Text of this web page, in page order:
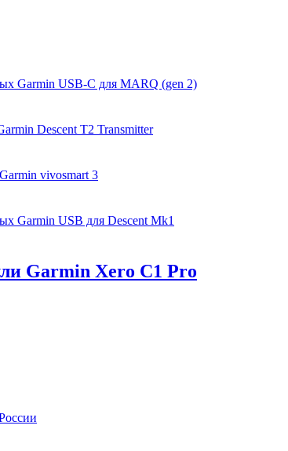
Garmin USB-C для MARQ (gen 2)
Descent T2 Transmitter
vivosmart 3
Garmin USB для Descent Mk1
Garmin Xero C1 Pro